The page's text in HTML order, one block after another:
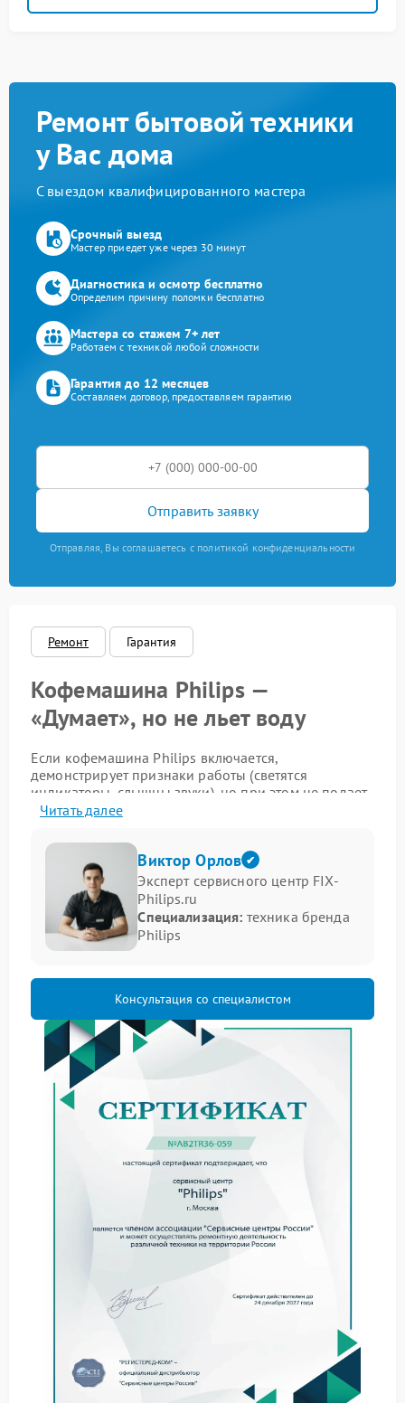
Ремонт бытовой техники
у Вас дома
С выездом квалифицированного мастера
Срочный выезд
Мастер приедет уже через 30 минут
Диагностика и осмотр бесплатно
Определим причину поломки бесплатно
Мастера со стажем 7+ лет
Работаем с техникой любой сложности
Гарантия до 12 месяцев
Составляем договор, предоставляем гарантию
Отправить заявку
Отправляя, Вы соглашаетесь с политикой конфиденциальности
Ремонт Гарантия
Кофемашина Philips —
«Думает», но не льет воду
Если кофемашина Philips включается,
демонстрирует признаки работы (светятся
индикаторы, слышны звуки), но при этом не подает
воду — это указывает на наличие внутренней
внимательного анализа и своевременного
вмешательства, чтобы избежать усугубления
проблемы.
Возможные причины, по которым кофемашина
«думает», но не льет воду:
засорение водозаборного клапана — отложения
накипи блокируют проход воды;
неисправность помпы — насос не создает
необходимое давление для прокачки жидкости;
сбой в работе датчика уровня воды — система
ошибочно считает резервуар пустым;
повреждение соединительных трубок — перегиб
или разрыв нарушает циркуляцию воды.
Прежде чем обращаться в сервис Philips,
попробуйте выполнить базовые действия:
проверьте уровень воды в резервуаре — он должен
быть выше минимальной отметки;
убедитесь, что резервуар установлен корректно и
плотно прилегает к контактам;
проведите декальцинацию — удалите накипь
согласно инструкции к устройству;
осмотрите трубки на предмет перегибов или
Если перечисленные шаги не помогли,
рекомендуется обратиться в сервисный центр
Philips. Квалифицированные специалисты проведут
использованием оригинальных комплектующих.
Самостоятельные попытки устранить неисправность
могут привести к дополнительным повреждениям.
Читать далее
Виктор Орлов
Эксперт сервисного центр FIX-
Philips.ru
Специализация: техника бренда
Philips
Консультация со специалистом